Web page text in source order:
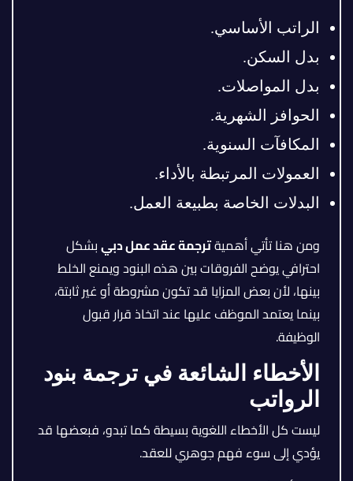
الراتب الأساسي.
بدل السكن.
بدل المواصلات.
الحوافز الشهرية.
المكافآت السنوية.
العمولات المرتبطة بالأداء.
البدلات الخاصة بطبيعة العمل.
ومن هنا تأتي أهميةترجمة عقد عمل دبيبشكل
احترافي يوضح الفروقات بين هذه البنود ويمنع الخلط
بينها، لأن بعض المزايا قد تكون مشروطة أو غير ثابتة،
بينما يعتمد الموظف عليها عند اتخاذ قرار قبول
الوظيفة.
الأخطاء الشائعة في ترجمة بنود
الرواتب
ليست كل الأخطاء اللغوية بسيطة كما تبدو، فبعضها قد
يؤدي إلى سوء فهم جوهري للعقد.